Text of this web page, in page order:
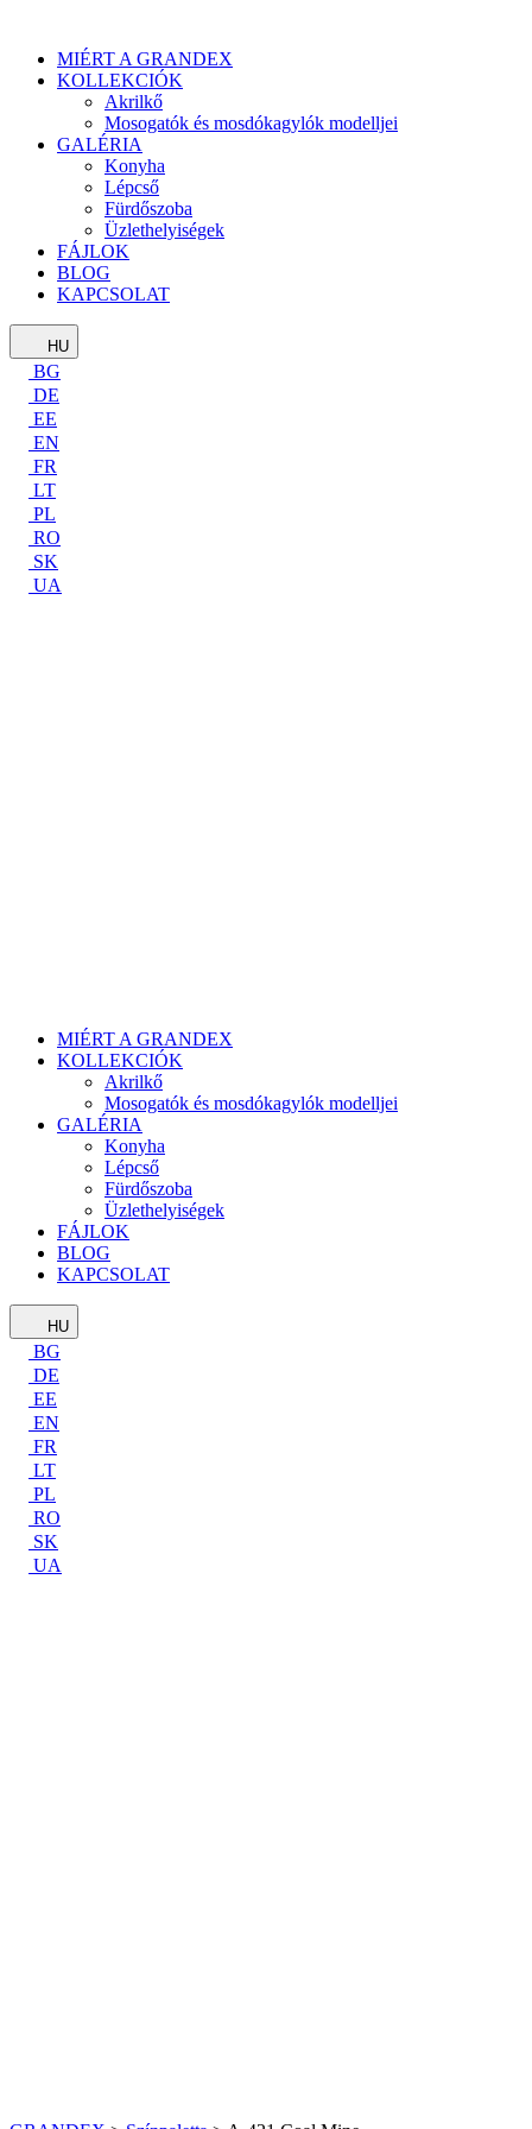
MIÉRT A GRANDEX
KOLLEKCIÓK
Akrilkő
Mosogatók és mosdókagylók modelljei
GALÉRIA
Konyha
Lépcső
Fürdőszoba
Üzlethelyiségek
FÁJLOK
BLOG
KAPCSOLAT
HU
BG
DE
EE
EN
FR
LT
PL
RO
SK
UA
MIÉRT A GRANDEX
KOLLEKCIÓK
Akrilkő
Mosogatók és mosdókagylók modelljei
GALÉRIA
Konyha
Lépcső
Fürdőszoba
Üzlethelyiségek
FÁJLOK
BLOG
KAPCSOLAT
HU
BG
DE
EE
EN
FR
LT
PL
RO
SK
UA